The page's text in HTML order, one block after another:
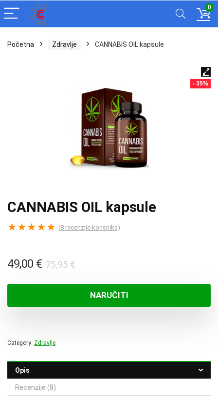
0
Početna Zdravlje CANNABIS OIL kapsule
- 35%
CANNABIS OIL kapsule
★★★★★ (8 recenzije korisnika)
75,95€Izvorna
bila
je:
49,00 €
Trenutna
49,00 €.
NARUČITI
Category: Zdravlje
Opis
Recenzije (8)